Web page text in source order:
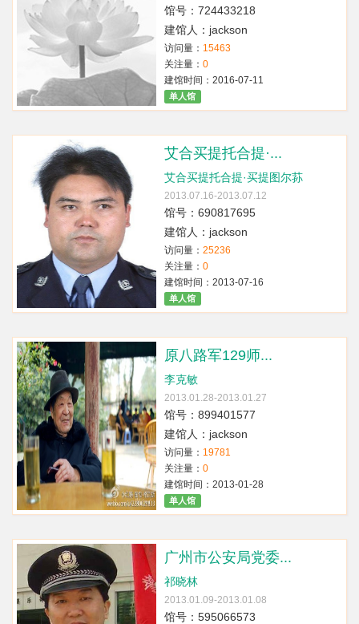
馆号：724433218
建馆人：jackson
访问量： 15463
关注量： 0
建馆时间：2016-07-11
单人馆
艾合买提托合提·...
艾合买提托合提·买提图尔荪
2013.07.16-2013.07.12
馆号：690817695
建馆人：jackson
访问量： 25236
关注量： 0
建馆时间：2013-07-16
单人馆
原八路军129师...
李克敏
2013.01.28-2013.01.27
馆号：899401577
建馆人：jackson
访问量： 19781
关注量： 0
建馆时间：2013-01-28
单人馆
广州市公安局党委...
祁晓林
2013.01.09-2013.01.08
馆号：595066573